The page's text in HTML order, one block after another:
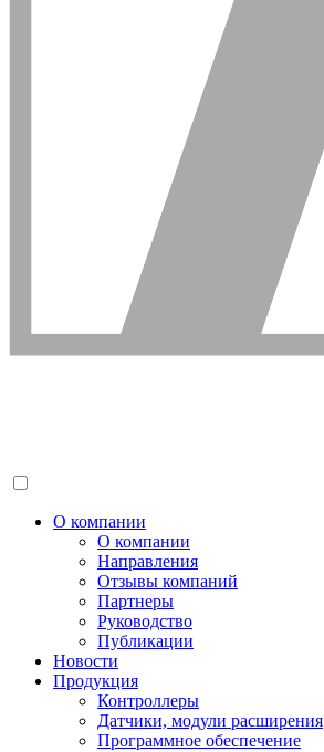
О компании
О компании
Направления
Отзывы компаний
Партнеры
Руководство
Публикации
Новости
Продукция
Контроллеры
Датчики, модули расширения
Программное обеспечение